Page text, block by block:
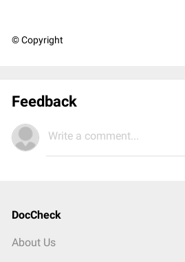
© Copyright
Feedback
Write a comment...
DocCheck
About Us